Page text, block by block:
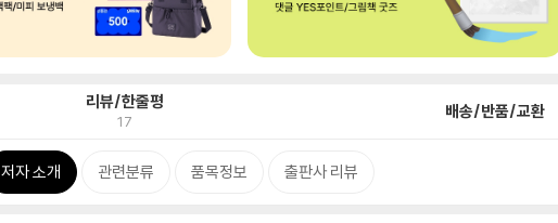
리뷰/한줄평
17 배송/반품/교환
저자 소개 관련분류 품목정보 출판사 리뷰